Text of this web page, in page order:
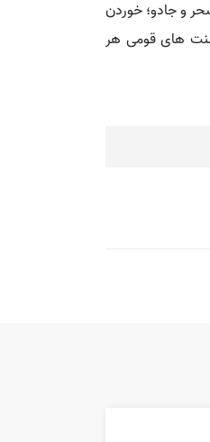
و جادو؛ خوردن
های قومی هر